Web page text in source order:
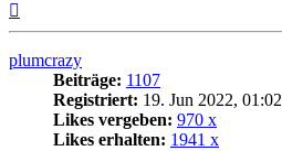
plumcrazy
Beiträge: 1107
Registriert: 19. Jun 2022, 01:02
Likes vergeben: 970 x
Likes erhalten: 1941 x